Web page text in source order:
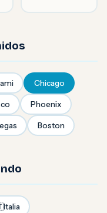
Chicago
Phoenix
Boston
Italia